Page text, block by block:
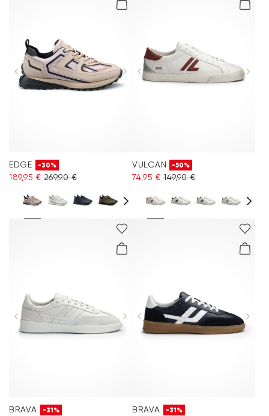
EDGE -30%
189,95 € 269,90 €
VULCAN -50%
74,95 € 149,90 €
BRAVA -31% BRAVA -31%